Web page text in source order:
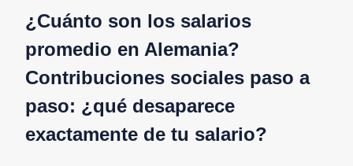
¿Cuánto son los salarios
promedio en Alemania?
Contribuciones sociales paso a
paso: ¿qué desaparece
exactamente de tu salario?